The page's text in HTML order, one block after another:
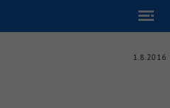
1.8.2016